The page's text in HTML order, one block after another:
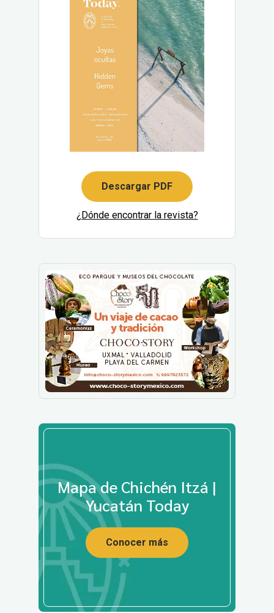
Descargar PDF
¿Dónde encontrar la revista?
Mapa de Chichén Itzá |
Yucatán Today
Conocer más